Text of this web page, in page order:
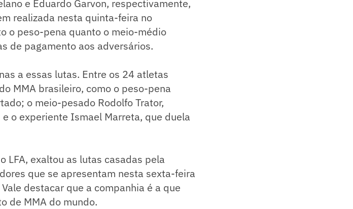
e Eduardo Garvon, respectivamente,
realizada nesta quinta-feira no
o peso-pena quanto o meio-médio
de pagamento aos adversários.
a essas lutas. Entre os 24 atletas
MMA brasileiro, como o peso-pena
o meio-pesado Rodolfo Trator,
o experiente Ismael Marreta, que duela
LFA, exaltou as lutas casadas pela
que se apresentam nesta sexta-feira
destacar que a companhia é a que
de MMA do mundo.